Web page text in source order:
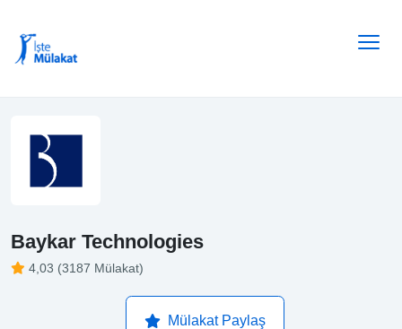
Baykar Technologies
4,03 (3187 Mülakat)
Mülakat Paylaş